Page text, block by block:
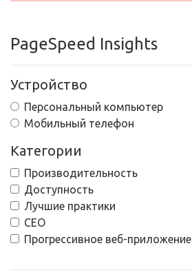
PageSpeed Insights
Устройство
Персональный компьютер
Мобильный телефон
Категории
Производительность
Доступность
Лучшие практики
СЕО
Прогрессивное веб-приложение